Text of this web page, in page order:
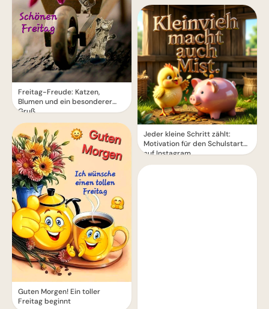
Freitag-Freude: Katzen,
Blumen und ein besonderer
Gruß
Guten Morgen! Ein toller
Freitag beginnt
Jeder kleine Schritt zählt:
Motivation für den Schulstart
auf Instagram.